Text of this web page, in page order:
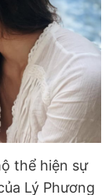
thể hiện sự
Lý Phương